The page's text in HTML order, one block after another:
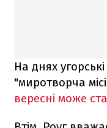
На днях
"миротворча
вересні може